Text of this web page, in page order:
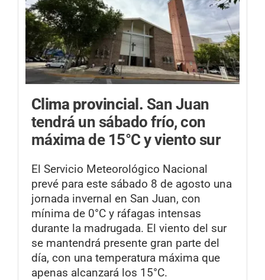
Clima provincial. San Juan
tendrá un sábado frío, con
máxima de 15°C y viento sur
El Servicio Meteorológico Nacional
prevé para este sábado 8 de agosto una
jornada invernal en San Juan, con
mínima de 0°C y ráfagas intensas
durante la madrugada. El viento del sur
se mantendrá presente gran parte del
día, con una temperatura máxima que
apenas alcanzará los 15°C.